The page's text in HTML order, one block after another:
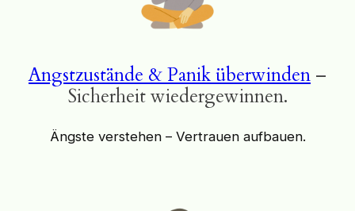
Angstzustände & Panik überwinden –
Sicherheit wiedergewinnen.
Ängste verstehen – Vertrauen aufbauen.